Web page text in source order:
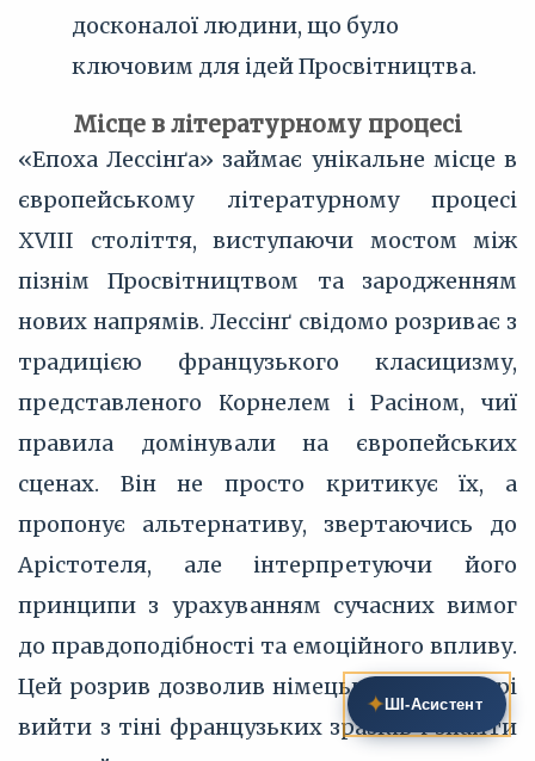
досконалої людини, що було
ключовим для ідей Просвітництва.
Місце в літературному процесі
«Епоха Лессінґа» займає унікальне місце в
європейському літературному процесі
XVIII століття, виступаючи мостом між
пізнім Просвітництвом та зародженням
нових напрямів. Лессінґ свідомо розриває з
традицією французького класицизму,
представленого Корнелем і Расіном, чиї
правила домінували на європейських
сценах. Він не просто критикує їх, а
пропонує альтернативу, звертаючись до
Арістотеля, але інтерпретуючи його
принципи з урахуванням сучасних вимог
до правдоподібності та емоційного впливу.
Цей розрив дозволив німецькій літературі
вийти з тіні французьких зразків і знайти
✦ ШІ‑Асистент